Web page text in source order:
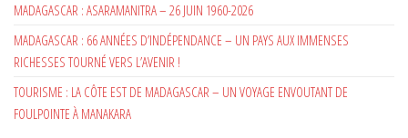
MADAGASCAR : ASARAMANITRA – 26 JUIN 1960-2026
MADAGASCAR : 66 ANNÉES D’INDÉPENDANCE – UN PAYS AUX IMMENSES
RICHESSES TOURNÉ VERS L’AVENIR !
TOURISME : LA CÔTE EST DE MADAGASCAR – UN VOYAGE ENVOUTANT DE
FOULPOINTE À MANAKARA